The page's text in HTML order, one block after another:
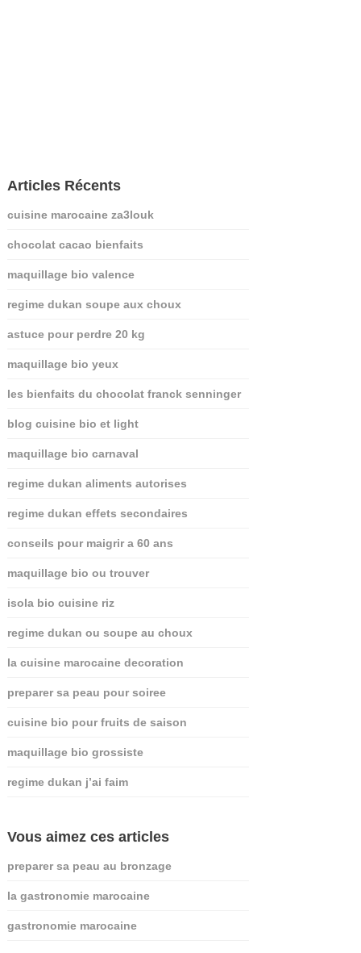
Articles Récents
cuisine marocaine za3louk
chocolat cacao bienfaits
maquillage bio valence
regime dukan soupe aux choux
astuce pour perdre 20 kg
maquillage bio yeux
les bienfaits du chocolat franck senninger
blog cuisine bio et light
maquillage bio carnaval
regime dukan aliments autorises
regime dukan effets secondaires
conseils pour maigrir a 60 ans
maquillage bio ou trouver
isola bio cuisine riz
regime dukan ou soupe au choux
la cuisine marocaine decoration
preparer sa peau pour soiree
cuisine bio pour fruits de saison
maquillage bio grossiste
regime dukan j’ai faim
Vous aimez ces articles
preparer sa peau au bronzage
la gastronomie marocaine
gastronomie marocaine